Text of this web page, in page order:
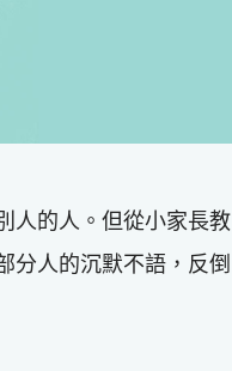
人的人。但從小家長教
分人的沉默不語，反倒